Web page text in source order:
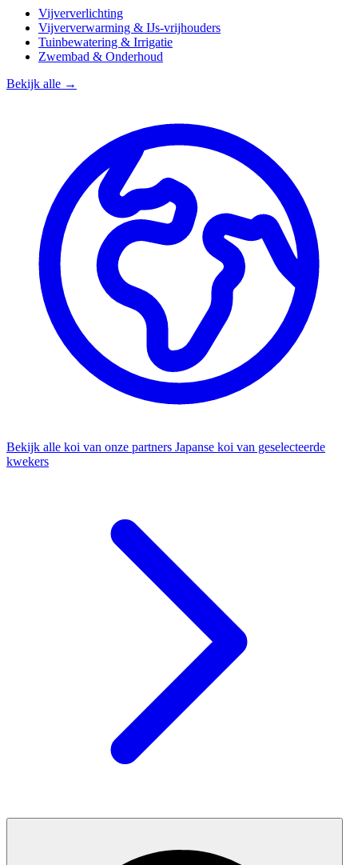
Vijververlichting
Vijververwarming & IJs-vrijhouders
Tuinbewatering & Irrigatie
Zwembad & Onderhoud
Bekijk alle →
Bekijk alle koi van onze partners Japanse koi van geselecteerde
kwekers